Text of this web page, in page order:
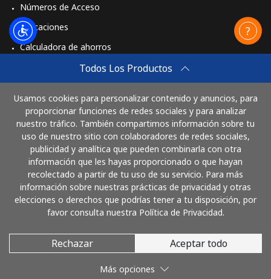
Todos Los Productos
Usamos cookies para personalizar contenido y anuncios, para
proporcionar funciones de redes sociales y para analizar
nuestro tráfico. También compartimos información sobre tu
uso de nuestro sitio con colaboradores de redes sociales,
publicidad y analítica que pueden combinarla con otra
información que les hayas proporcionado o que hayan
recolectado a partir de tu uso de su servicio. Para más
información sobre nuestras prácticas de privacidad y otras
elecciones o derechos que podrías tener a tu disposición, por
favor consulta nuestra Política de Privacidad.
Rechazar Aceptar todo
Más opciones
Números de Acceso
Aplicaciones
Calculadora de ahorros
Comprar
Cómo funciona
Paga con
© 2026 LlamaHonduras